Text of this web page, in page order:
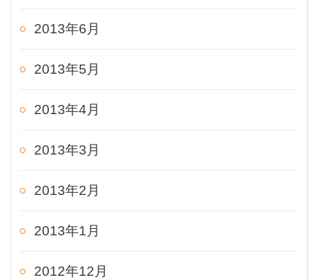
2013年6月
2013年5月
2013年4月
2013年3月
2013年2月
2013年1月
2012年12月